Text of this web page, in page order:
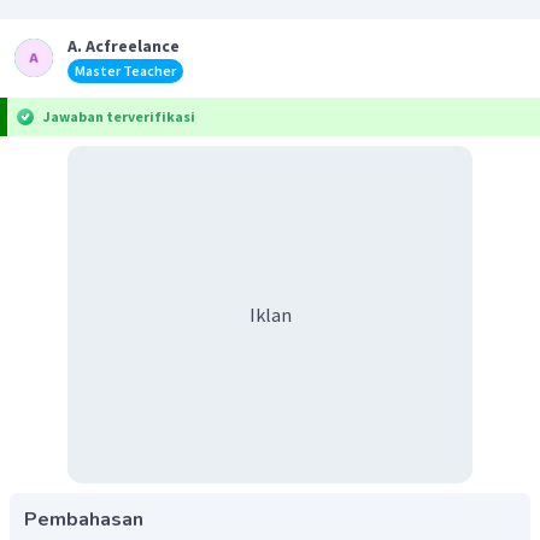
A. Acfreelance
Master Teacher
Jawaban terverifikasi
Iklan
Pembahasan